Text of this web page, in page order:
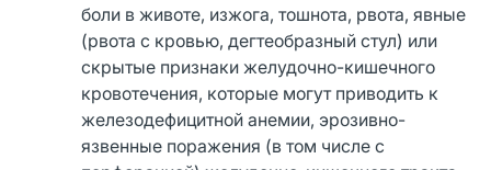
боли в животе, изжога, тошнота, рвота, явные
(рвота с кровью, дегтеобразный стул) или
скрытые признаки желудочно-кишечного
кровотечения, которые могут приводить к
железодефицитной анемии, эрозивно-
язвенные поражения (в том числе с